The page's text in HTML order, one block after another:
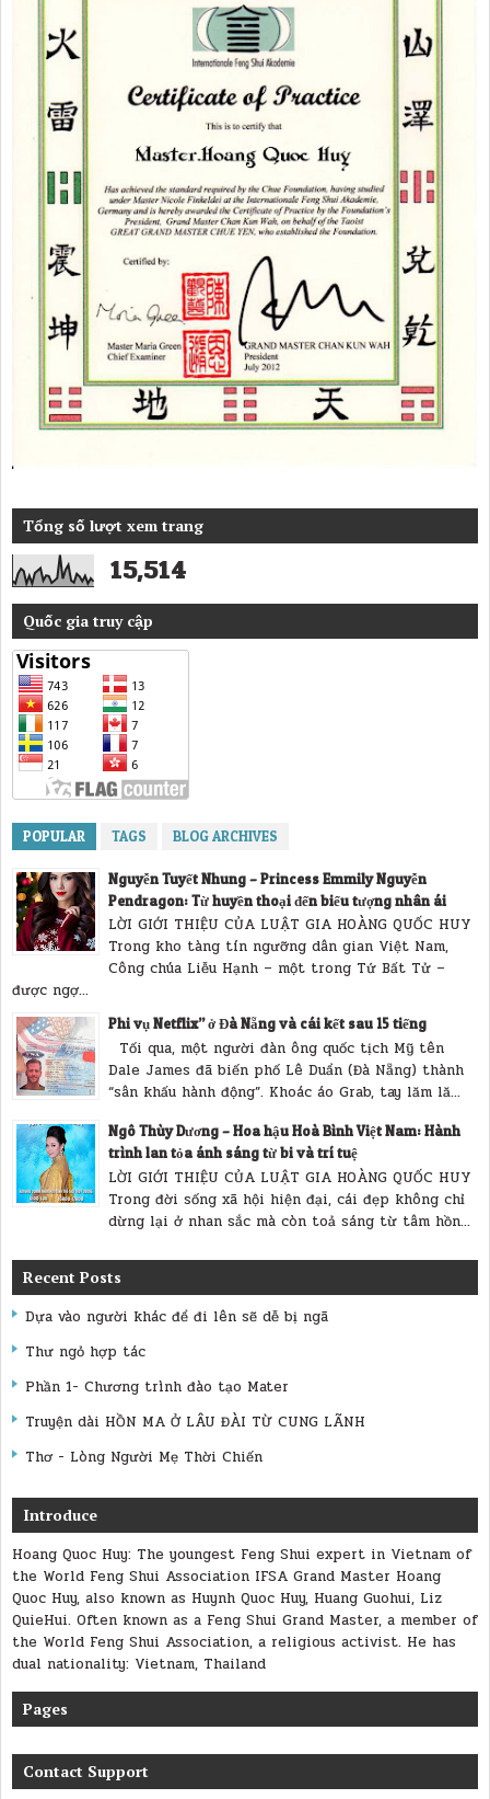
Tổng số lượt xem trang
15,514
Quốc gia truy cập
POPULAR TAGS BLOG ARCHIVES
Nguyễn Tuyết Nhung – Princess Emmily Nguyễn
Pendragon: Từ huyền thoại đến biểu tượng nhân ái
LỜI GIỚI THIỆU CỦA LUẬT GIA HOÀNG QUỐC HUY
Trong kho tàng tín ngưỡng dân gian Việt Nam,
Công chúa Liễu Hạnh – một trong Tứ Bất Tử –
được ngợ...
Phi vụ Netflix” ở Đà Nẵng và cái kết sau 15 tiếng
Tối qua, một người đàn ông quốc tịch Mỹ tên
Dale James đã biến phố Lê Duẩn (Đà Nẵng) thành
“sân khấu hành động”. Khoác áo Grab, tay lăm lă...
Ngô Thùy Dương – Hoa hậu Hoà Bình Việt Nam: Hành
trình lan tỏa ánh sáng từ bi và trí tuệ
LỜI GIỚI THIỆU CỦA LUẬT GIA HOÀNG QUỐC HUY
Trong đời sống xã hội hiện đại, cái đẹp không chỉ
dừng lại ở nhan sắc mà còn toả sáng từ tâm hồn...
Recent Posts
Dựa vào người khác để đi lên sẽ dễ bị ngã
Thư ngỏ hợp tác
Phần 1- Chương trình đào tạo Mater
Truyện dài HỒN MA Ở LÂU ĐÀI TỪ CUNG LÃNH
Thơ - Lòng Người Mẹ Thời Chiến
Introduce
Hoang Quoc Huy: The youngest Feng Shui expert in Vietnam of
the World Feng Shui Association IFSA Grand Master Hoang
Quoc Huy, also known as Huynh Quoc Huy, Huang Guohui, Liz
QuieHui. Often known as a Feng Shui Grand Master, a member of
the World Feng Shui Association, a religious activist. He has
dual nationality: Vietnam, Thailand
Pages
Contact Support